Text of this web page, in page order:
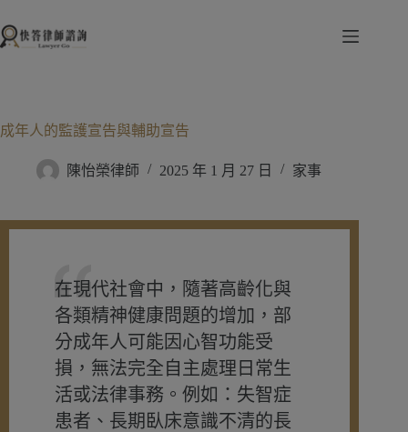
至
容
成年人的監護宣告與輔助宣告
陳怡榮律師 2025 年 1 月 27 日 家事
在現代社會中，隨著高齡化與
各類精神健康問題的增加，部
分成年人可能因心智功能受
損，無法完全自主處理日常生
活或法律事務。例如：失智症
患者、長期臥床意識不清的長